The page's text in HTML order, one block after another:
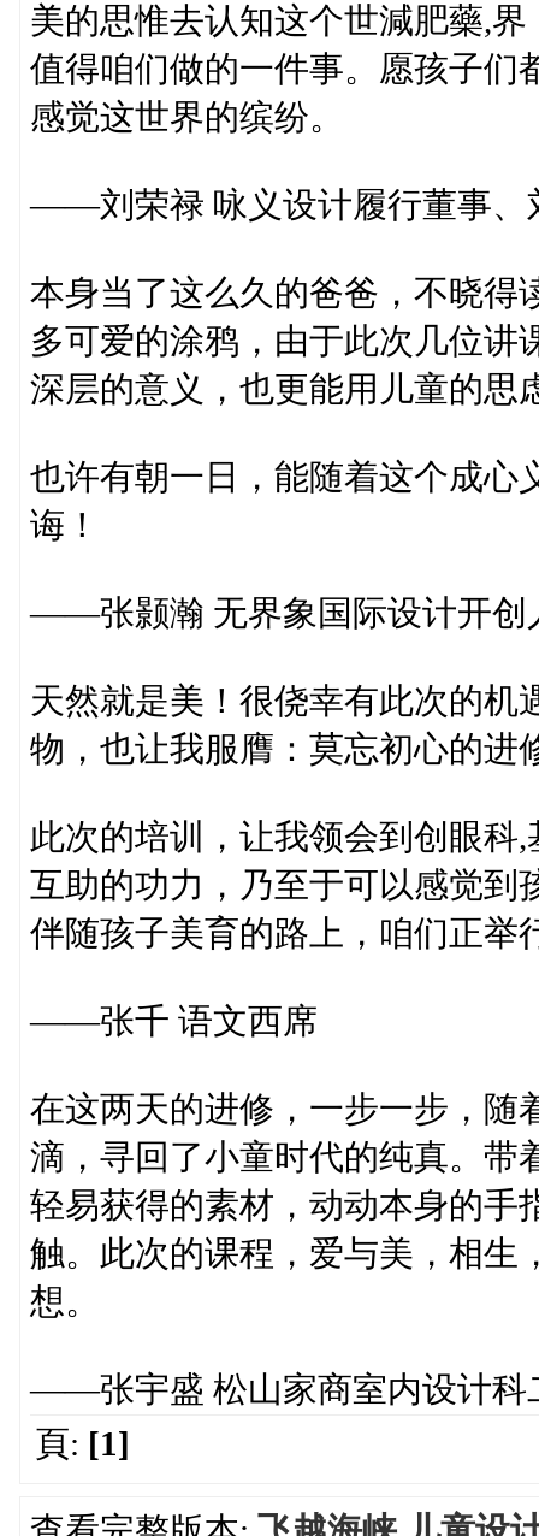
美的思惟去认知这个世減肥藥,
值得咱们做的一件事。愿孩子们
感觉这世界的缤纷。
——刘荣禄 咏义设计履行董事、
本身当了这么久的爸爸，不晓得
多可爱的涂鸦，由于此次几位讲
深层的意义，也更能用儿童的思
也许有朝一日，能随着这个成心
诲！
——张颢瀚 无界象国际设计开创
天然就是美！很侥幸有此次的机
物，也让我服膺：莫忘初心的进
此次的培训，让我领会到创眼科
互助的功力，乃至于可以感觉到
伴随孩子美育的路上，咱们正
——张千 语文西席
在这两天的进修，一步一步，随
滴，寻回了小童时代的纯真。带
轻易获得的素材，动动本身的手
触。此次的课程，爱与美，相生
想。
——张宇盛 松山家商室内设计科
頁: [1]